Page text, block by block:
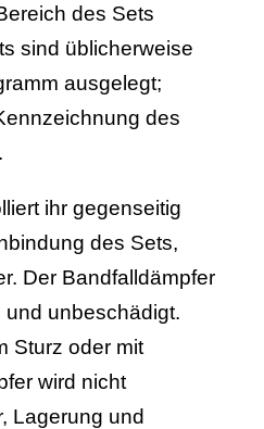
des Sets
sind üblicherweise
ausgelegt;
des
ihr gegenseitig
des Sets,
Der Bandfalldämpfer
und unbeschädigt.
Sturz oder mit
wird nicht
Lagerung und